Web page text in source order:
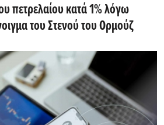
πετρελαίου κατά 1% λόγω
του Στενού του Ορμούζ